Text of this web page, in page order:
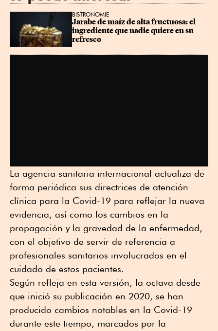
BISTRONOMIE
Jarabe de maíz de alta fructuosa: el
ingrediente que nadie quiere en su
refresco
La agencia sanitaria internacional actualiza de
forma periódica sus directrices de atención
clínica para la Covid-19 para reflejar la nueva
evidencia, así como los cambios en la
propagación y la gravedad de la enfermedad,
con el objetivo de servir de referencia a
profesionales sanitarios involucrados en el
cuidado de estos pacientes.
Según refleja en esta versión, la octava desde
que inició su publicación en 2020, se han
producido cambios notables en la Covid-19
durante este tiempo, marcados por la